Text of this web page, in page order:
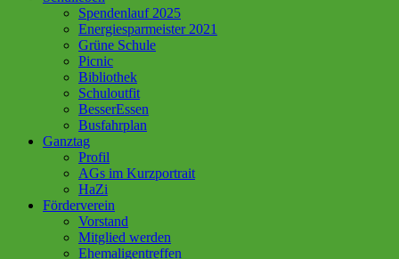
Spendenlauf 2025
Energiesparmeister 2021
Grüne Schule
Picnic
Bibliothek
Schuloutfit
BesserEssen
Busfahrplan
Ganztag
Profil
AGs im Kurzportrait
HaZi
Förderverein
Vorstand
Mitglied werden
Ehemaligentreffen